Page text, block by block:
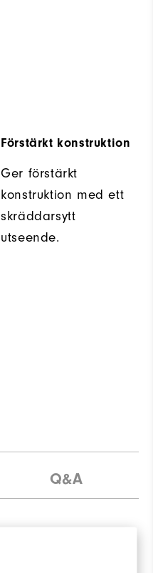
Förstärkt konstruktion
Ger förstärkt
konstruktion med ett
skräddarsytt
utseende.
Q&A